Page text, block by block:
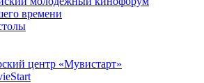
времени
центр «Мувистарт»